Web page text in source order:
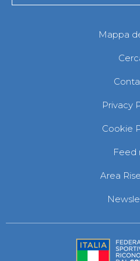
Mappa
Privacy
Cookie
Feed
Area